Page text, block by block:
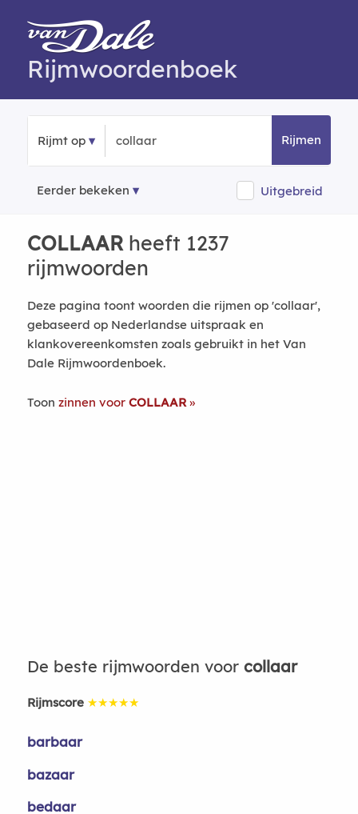
Rijmwoordenboek
Rijmt op Rijmen
Eerder bekeken Uitgebreid
COLLAARheeft 1237
rijmwoorden
Deze pagina toont woorden die rijmen op 'collaar',
gebaseerd op Nederlandse uitspraak en
klankovereenkomsten zoals gebruikt in het Van
Dale Rijmwoordenboek.
Toon zinnen voor COLLAAR
De beste rijmwoorden voor collaar
Rijmscore ★★★★★
barbaar
bazaar
bedaar